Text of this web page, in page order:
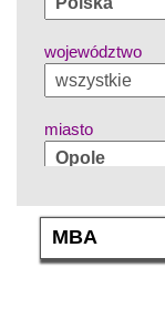
województwo
miasto
grupa kierunków